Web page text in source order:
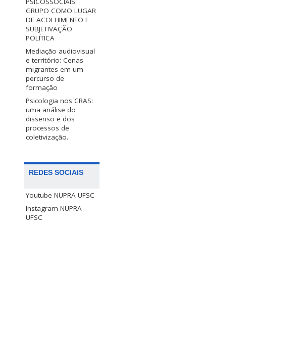
GRUPO COMO LUGAR
DE ACOLHIMENTO E
SUBJETIVAÇÃO
POLÍTICA
Mediação audiovisual
e território: Cenas
migrantes em um
percurso de
formação
Psicologia nos CRAS:
uma análise do
dissenso e dos
processos de
coletivização.
REDES SOCIAIS
Youtube NUPRA UFSC
Instagram NUPRA
UFSC